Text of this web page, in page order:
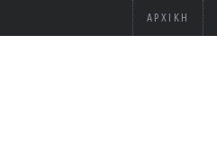
ΑΡΧΙΚΉ